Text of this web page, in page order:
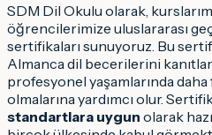
SDM Dil Okulu olarak,
öğrencilerimize uluslararası
sertifikaları sunuyoruz. Bu
Almanca dil becerilerini
profesyonel yaşamlarında daha
olmalarına yardımcı olur.
standartlara uygun olarak